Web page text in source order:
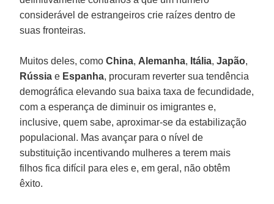
considerável de estrangeiros crie raízes dentro de
suas fronteiras.
Muitos deles, como China, Alemanha, Itália, Japão,
Rússia e Espanha, procuram reverter sua tendência
demográfica elevando sua baixa taxa de fecundidade,
com a esperança de diminuir os imigrantes e,
inclusive, quem sabe, aproximar-se da estabilização
populacional. Mas avançar para o nível de
substituição incentivando mulheres a terem mais
filhos fica difícil para eles e, em geral, não obtêm
êxito.